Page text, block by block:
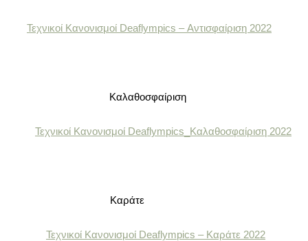
Τεχνικοί Κανονισμοί Deaflympics – Αντισφαίριση 2022
Καλαθοσφαίριση
Τεχνικοί Κανονισμοί Deaflympics_Καλαθοσφαίριση 2022
Kαράτε
Τεχνικοί Κανονισμοί Deaflympics – Καράτε 2022